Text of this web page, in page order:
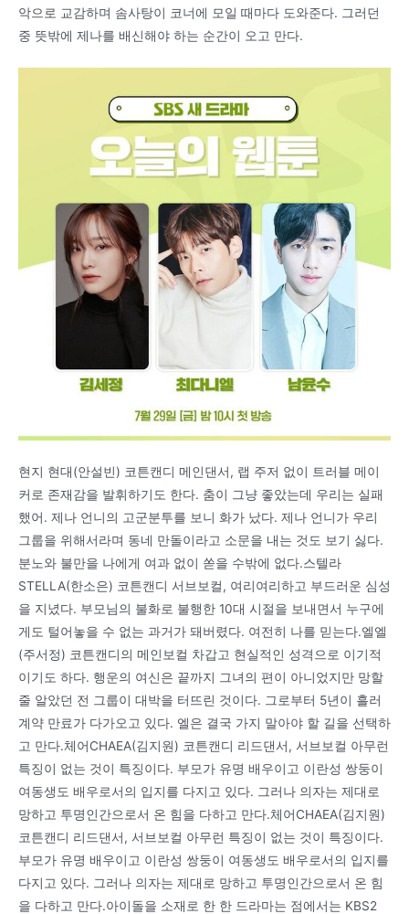
악으로 교감하며 솜사탕이 코너에 모일 때마다 도와준다. 그러던
중 뜻밖에 제나를 배신해야 하는 순간이 오고 만다.
현지 현대(안설빈) 코튼캔디 메인댄서, 랩 주저 없이 트러블 메이
커로 존재감을 발휘하기도 한다. 춤이 그냥 좋았는데 우리는 실패
했어. 제나 언니의 고군분투를 보니 화가 났다. 제나 언니가 우리
그룹을 위해서라며 동네 만돌이라고 소문을 내는 것도 보기 싫다.
분노와 불만을 나에게 여과 없이 쏟을 수밖에 없다.스텔라
STELLA(한소은) 코튼캔디 서브보컬, 여리여리하고 부드러운 심성
을 지녔다. 부모님의 불화로 불행한 10대 시절을 보내면서 누구에
게도 털어놓을 수 없는 과거가 돼버렸다. 여전히 나를 믿는다.엘엘
(주서정) 코튼캔디의 메인보컬 차갑고 현실적인 성격으로 이기적
이기도 하다. 행운의 여신은 끝까지 그녀의 편이 아니었지만 망할
줄 알았던 전 그룹이 대박을 터뜨린 것이다. 그로부터 5년이 흘러
계약 만료가 다가오고 있다. 엘은 결국 가지 말아야 할 길을 선택하
고 만다.체어CHAEA(김지원) 코튼캔디 리드댄서, 서브보컬 아무런
특징이 없는 것이 특징이다. 부모가 유명 배우이고 이란성 쌍둥이
여동생도 배우로서의 입지를 다지고 있다. 그러나 의자는 제대로
망하고 투명인간으로서 온 힘을 다하고 만다.체어CHAEA(김지원)
코튼캔디 리드댄서, 서브보컬 아무런 특징이 없는 것이 특징이다.
부모가 유명 배우이고 이란성 쌍둥이 여동생도 배우로서의 입지를
다지고 있다. 그러나 의자는 제대로 망하고 투명인간으로서 온 힘
을 다하고 만다.아이돌을 소재로 한 한 드라마는 점에서는 KBS2